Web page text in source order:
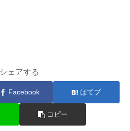
シェアする
Facebook はてブ
コピー